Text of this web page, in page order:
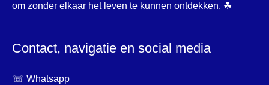
om zonder elkaar het leven te kunnen ontdekken. ☘
Contact, navigatie en social media
☏ Whatsapp